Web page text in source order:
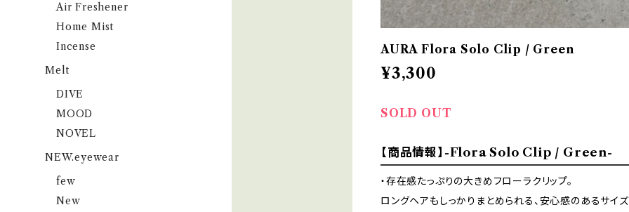
AURA Flora Solo Clip / Green
¥3,300
SOLD OUT
【商品情報】-Flora Solo Clip / Green-
・存在感たっぷりの大きめフローラクリップ。
ロングヘアもしっかりまとめられる、安心感のあるサイズ
Air Freshener
Home Mist
Incense
Melt
DIVE
MOOD
NOVEL
NEW.eyewear
few
New